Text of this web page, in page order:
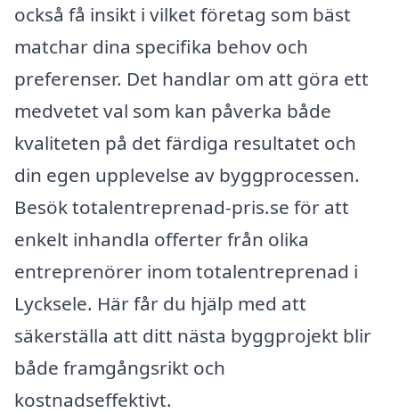
också få insikt i vilket företag som bäst
matchar dina specifika behov och
preferenser. Det handlar om att göra ett
medvetet val som kan påverka både
kvaliteten på det färdiga resultatet och
din egen upplevelse av byggprocessen.
Besök totalentreprenad-pris.se för att
enkelt inhandla offerter från olika
entreprenörer inom totalentreprenad i
Lycksele. Här får du hjälp med att
säkerställa att ditt nästa byggprojekt blir
både framgångsrikt och
kostnadseffektivt.